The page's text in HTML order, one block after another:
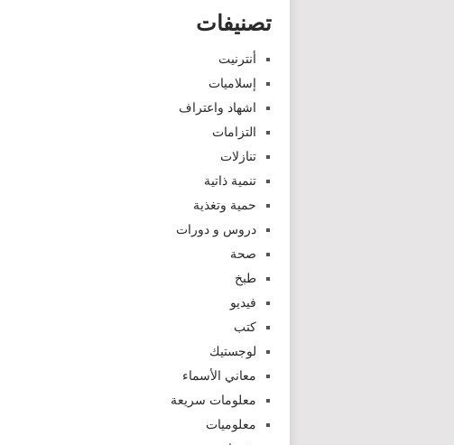
تصنيفات
أنترنيت
إسلاميات
اشهاد واعتراف
التزامات
تنازلات
تنمية ذاتية
حمية وتغذية
دروس و دورات
صحة
طبخ
فيديو
كتب
لوجستيك
معاني الأسماء
معلومات سريعة
معلوميات